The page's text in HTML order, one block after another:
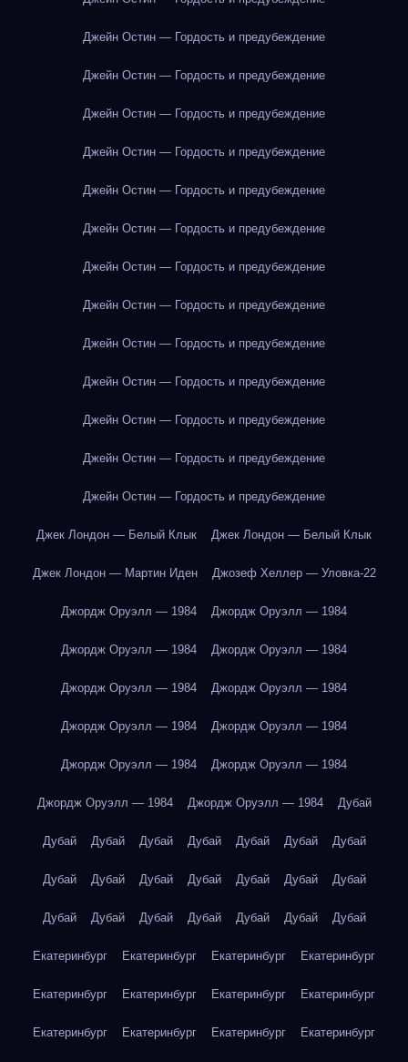
Джейн Остин — Гордость и предубеждение
Джейн Остин — Гордость и предубеждение
Джейн Остин — Гордость и предубеждение
Джейн Остин — Гордость и предубеждение
Джейн Остин — Гордость и предубеждение
Джейн Остин — Гордость и предубеждение
Джейн Остин — Гордость и предубеждение
Джейн Остин — Гордость и предубеждение
Джейн Остин — Гордость и предубеждение
Джейн Остин — Гордость и предубеждение
Джейн Остин — Гордость и предубеждение
Джейн Остин — Гордость и предубеждение
Джейн Остин — Гордость и предубеждение
Джек Лондон — Белый Клык Джек Лондон — Белый Клык
Джек Лондон — Мартин Иден Джозеф Хеллер — Уловка-22
Джордж Оруэлл — 1984 Джордж Оруэлл — 1984
Джордж Оруэлл — 1984 Джордж Оруэлл — 1984
Джордж Оруэлл — 1984 Джордж Оруэлл — 1984
Джордж Оруэлл — 1984 Джордж Оруэлл — 1984
Джордж Оруэлл — 1984 Джордж Оруэлл — 1984
Джордж Оруэлл — 1984 Джордж Оруэлл — 1984 Дубай
Дубай Дубай Дубай Дубай Дубай Дубай Дубай
Дубай Дубай Дубай Дубай Дубай Дубай Дубай
Дубай Дубай Дубай Дубай Дубай Дубай Дубай
Екатеринбург Екатеринбург Екатеринбург Екатеринбург
Екатеринбург Екатеринбург Екатеринбург Екатеринбург
Екатеринбург Екатеринбург Екатеринбург Екатеринбург